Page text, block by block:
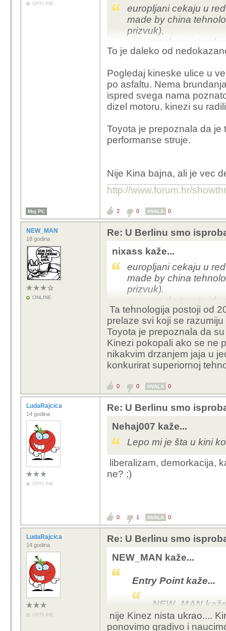
OFFLINE
europljani cekaju u
made by china
prizvuk).
naravno da toyota
diverzifikacija i
svemu ovome
To je daleko od
Pogledaj kineske ulice u
po asfaltu. Nema
ispred svega nama
dizel motoru, kinezi su
Toyota je prepoznala da je
performanse struje.
Nije Kina bajna, ali je vec
http://www.forum.hr/
Moj PC 2 0 HVALA 0
NEW_MAN
18 godina
ONLINE
Re: U Berlinu smo
nixass kaže...
europljani cekaju u
made by china
prizvuk).
naravno da toyota
diverzifikacija i
danas, ne znaci da je
svemu ovome
Ta tehnologija postoji od
prelaze svi koji se
Toyota je prepoznala da
Kinezi pokopali ako se ne
nikakvim drzanjem jaja u
konkurirat superiornoj
0 0 HVALA 0
LudaRajcica
14 godina
OFFLINE
Re: U Berlinu smo
Nehaj007 kaže...
Lepo mi je šta u kini
liberalizam, demorkacija,
ne? ;)
0 1 HVALA 0
LudaRajcica
14 godina
OFFLINE
Re: U Berlinu smo
NEW_MAN kaže...
Entry Point kaže...
NEW_MAN
nije Kinez nista ukrao....
ponovimo gradivo i